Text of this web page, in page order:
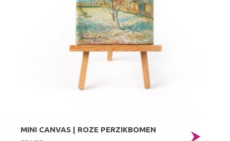
MINI CANVAS | ROZE PERZIKBOMEN